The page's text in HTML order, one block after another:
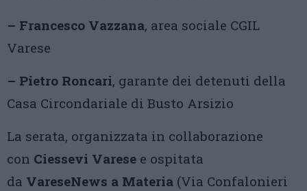
– Francesco Vazzana, area sociale CGIL
Varese
– Pietro Roncari, garante dei detenuti della
Casa Circondariale di Busto Arsizio
La serata, organizzata in collaborazione
con Ciessevi Varese e ospitata
da VareseNews a Materia (Via Confalonieri